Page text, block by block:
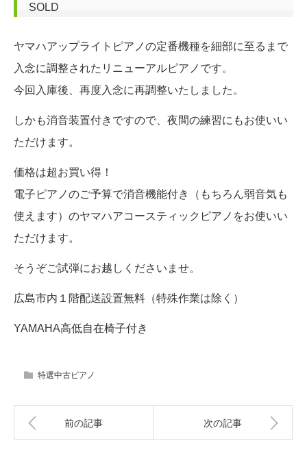
SOLD
ヤマハアップライトピアノの定番機種を細部に至るまで
入念に調整されたリニューアルピアノです。
今回入庫後、再度入念に再調整いたしました。
しかも消音装置付きですので、夜間の練習にもお使いい
ただけます。
価格は超お買い得！
電子ピアノのご予算で消音機能付き（もちろん弱音気も
使えます）のヤマハアコースティックピアノをお使いい
ただけます。
そうぞご試弾にお越しくださいませ。
広島市内１階配送設置無料（特殊作業は除く）
YAMAHA高低自在椅子付き
特選中古ピアノ
前の記事 次の記事